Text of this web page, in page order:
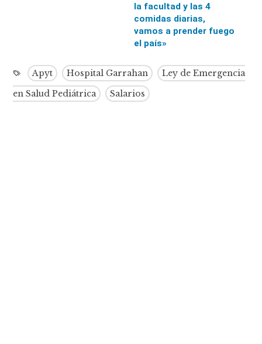
la facultad y las 4
comidas diarias,
vamos a prender fuego
el país»
Apyt Hospital Garrahan
Ley de Emergencia
en Salud Pediátrica
Salarios